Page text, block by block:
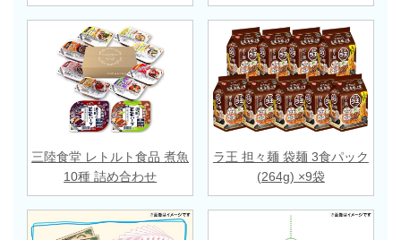
三陸食堂 レトルト食品 煮魚
10種 詰め合わせ
ラ王 担々麺 袋麺 3食パック
(264g) ×9袋